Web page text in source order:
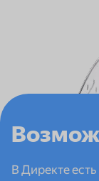
В Директе